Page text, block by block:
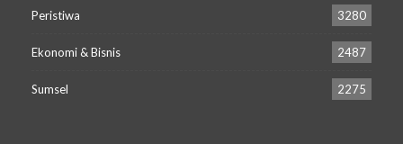
Peristiwa 3280
Ekonomi & Bisnis 2487
Sumsel 2275